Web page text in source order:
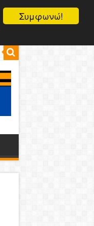
Συμφωνώ!